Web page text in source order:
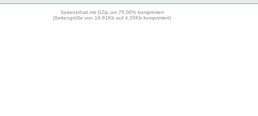
Seiteninhalt mit GZip um 75.00% komprimiert
(Seitengröße von 16.81Kb auf 4.20Kb komprimiert)